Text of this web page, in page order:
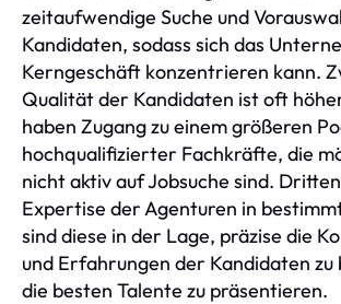
zeitaufwendige Suche und
Kandidaten, sodass sich das
Kerngeschäft konzentrieren kann.
Qualität der Kandidaten ist oft
haben Zugang zu einem größeren
hochqualifizierter Fachkräfte, die
nicht aktiv auf Jobsuche sind.
Expertise der Agenturen in
sind diese in der Lage, präzise die
und Erfahrungen der Kandidaten
die besten Talente zu präsentieren.